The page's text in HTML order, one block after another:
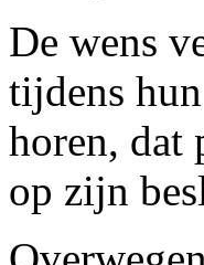
De wens
tijdens
horen, dat
op zijn